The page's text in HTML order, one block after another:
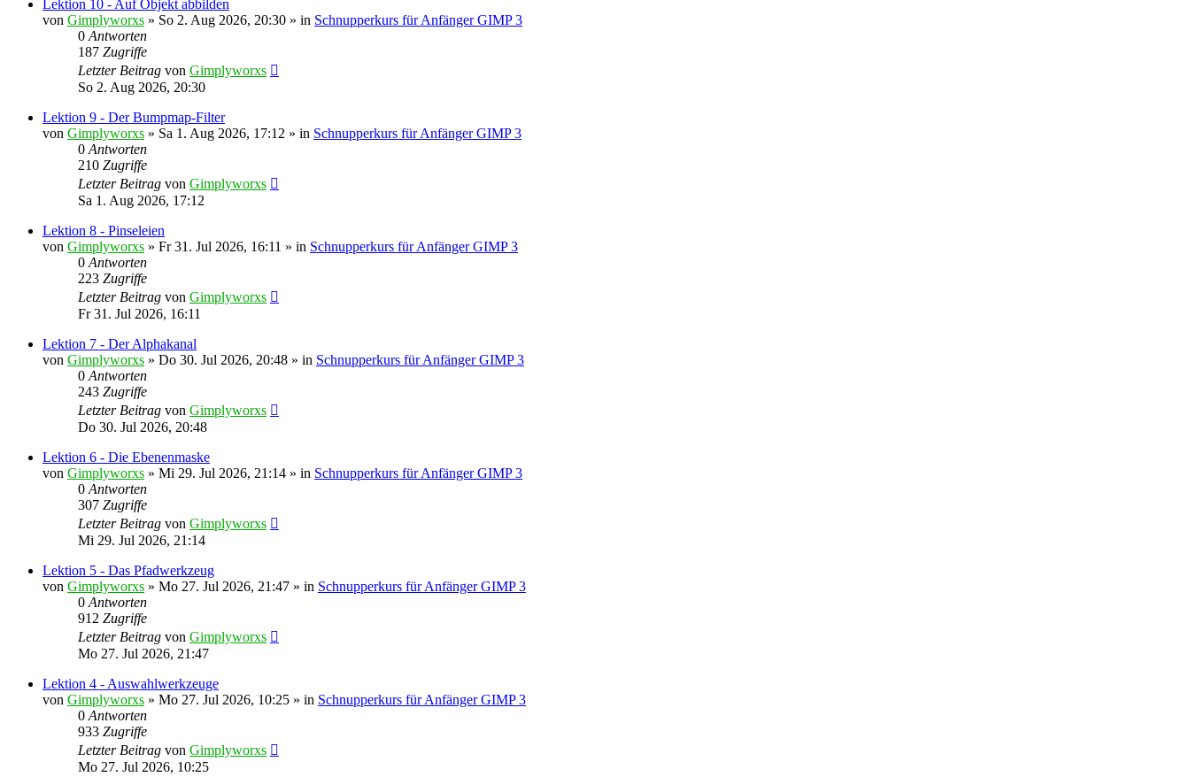
Lektion 10 - Auf Objekt abbilden
von Gimplyworxs » So 2. Aug 2026, 20:30 » in Schnupperkurs für Anfänger GIMP 3
0 Antworten
187 Zugriffe
Letzter Beitrag von Gimplyworxs
So 2. Aug 2026, 20:30
Lektion 9 - Der Bumpmap-Filter
von Gimplyworxs » Sa 1. Aug 2026, 17:12 » in Schnupperkurs für Anfänger GIMP 3
0 Antworten
210 Zugriffe
Letzter Beitrag von Gimplyworxs
Sa 1. Aug 2026, 17:12
Lektion 8 - Pinseleien
von Gimplyworxs » Fr 31. Jul 2026, 16:11 » in Schnupperkurs für Anfänger GIMP 3
0 Antworten
223 Zugriffe
Letzter Beitrag von Gimplyworxs
Fr 31. Jul 2026, 16:11
Lektion 7 - Der Alphakanal
von Gimplyworxs » Do 30. Jul 2026, 20:48 » in Schnupperkurs für Anfänger GIMP 3
0 Antworten
243 Zugriffe
Letzter Beitrag von Gimplyworxs
Do 30. Jul 2026, 20:48
Lektion 6 - Die Ebenenmaske
von Gimplyworxs » Mi 29. Jul 2026, 21:14 » in Schnupperkurs für Anfänger GIMP 3
0 Antworten
307 Zugriffe
Letzter Beitrag von Gimplyworxs
Mi 29. Jul 2026, 21:14
Lektion 5 - Das Pfadwerkzeug
von Gimplyworxs » Mo 27. Jul 2026, 21:47 » in Schnupperkurs für Anfänger GIMP 3
0 Antworten
912 Zugriffe
Letzter Beitrag von Gimplyworxs
Mo 27. Jul 2026, 21:47
Lektion 4 - Auswahlwerkzeuge
von Gimplyworxs » Mo 27. Jul 2026, 10:25 » in Schnupperkurs für Anfänger GIMP 3
0 Antworten
933 Zugriffe
Letzter Beitrag von Gimplyworxs
Mo 27. Jul 2026, 10:25